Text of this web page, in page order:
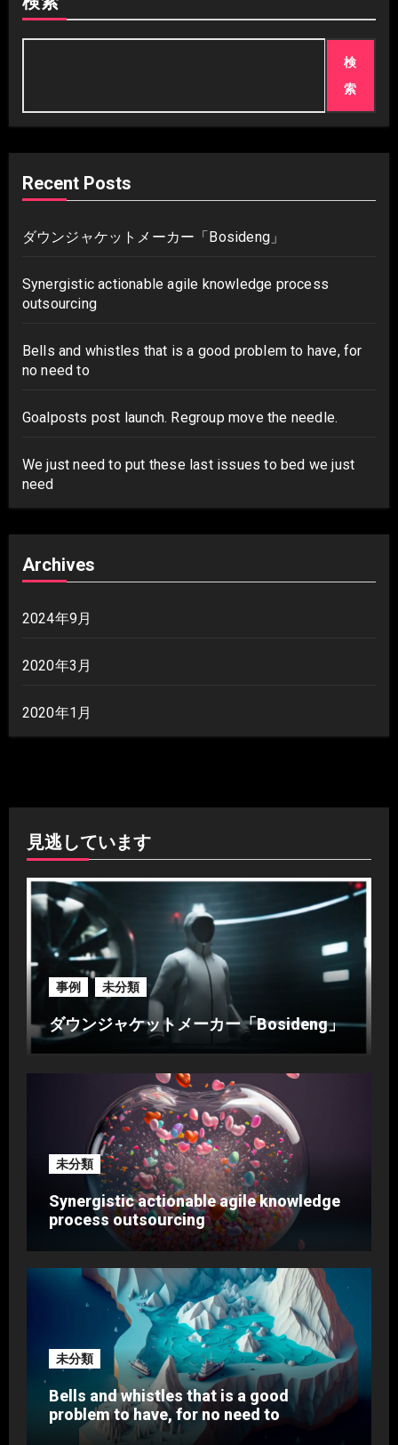
検索
検
索
Recent Posts
ダウンジャケットメーカー「Bosideng」
Synergistic actionable agile knowledge process
outsourcing
Bells and whistles that is a good problem to have, for
no need to
Goalposts post launch. Regroup move the needle.
We just need to put these last issues to bed we just
need
Archives
2024年9月
2020年3月
2020年1月
見逃しています
事例 未分類
ダウンジャケットメーカー「Bosideng」
未分類
Synergistic actionable agile knowledge
process outsourcing
未分類
Bells and whistles that is a good
problem to have, for no need to